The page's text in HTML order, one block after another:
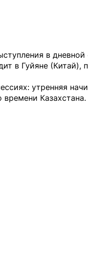
в дневной
в Гуйяне (Китай),
утренняя
времени Казахстана.